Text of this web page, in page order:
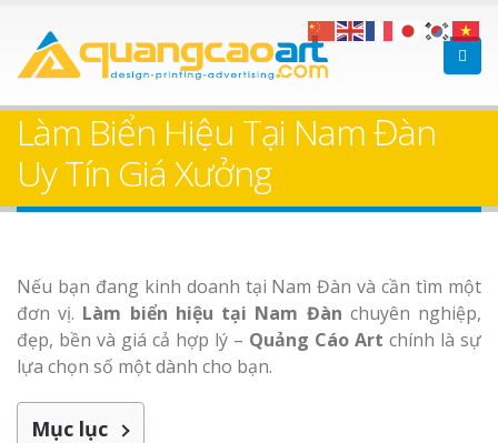
Làm Biển Hiệu Tại Nam Đàn
Uy Tín Giá Xưởng
Nếu bạn đang kinh doanh tại Nam Đàn và cần tìm một
đơn vị. Làm biển hiệu tại Nam Đàn chuyên nghiệp,
đẹp, bền và giá cả hợp lý – Quảng Cáo Art chính là sự
lựa chọn số một dành cho bạn.
Mục lục
Làm bảng hiệu gỗ tại
theo yêu cầu
Làm Biển
Dương